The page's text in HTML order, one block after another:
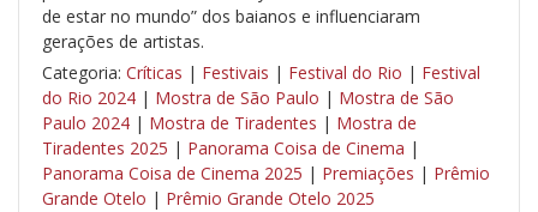
de estar no mundo” dos baianos e influenciaram
gerações de artistas.
Categoria: Críticas | Festivais | Festival do Rio | Festival
do Rio 2024 | Mostra de São Paulo | Mostra de São
Paulo 2024 | Mostra de Tiradentes | Mostra de
Tiradentes 2025 | Panorama Coisa de Cinema |
Panorama Coisa de Cinema 2025 | Premiações | Prêmio
Grande Otelo | Prêmio Grande Otelo 2025